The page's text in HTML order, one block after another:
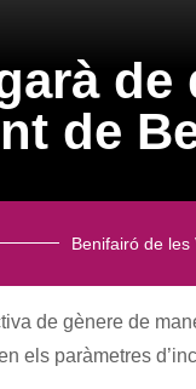
de
Benifairó de les
de gènere de
els paràmetres